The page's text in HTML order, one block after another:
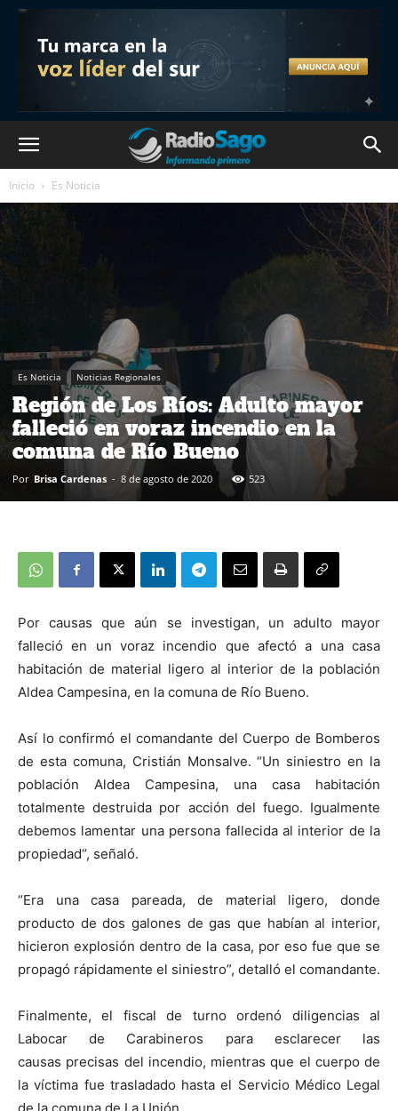
Inicio Es Noticia
Es Noticia Noticias Regionales
Región de Los Ríos: Adulto mayor
falleció en voraz incendio en la
comuna de Río Bueno
Por Brisa Cardenas - 8 de agosto de 2020 523
Por causas que aún se investigan, un adulto mayor
falleció en un voraz incendio que afectó a una casa
habitación de material ligero al interior de la población
Aldea Campesina, en la comuna de Río Bueno.
Así lo confirmó el comandante del Cuerpo de Bomberos
de esta comuna, Cristián Monsalve. “Un siniestro en la
población Aldea Campesina, una casa habitación
totalmente destruida por acción del fuego. Igualmente
debemos lamentar una persona fallecida al interior de la
propiedad“, señaló.
“Era una casa pareada, de material ligero, donde
producto de dos galones de gas que habían al interior,
hicieron explosión dentro de la casa, por eso fue que se
propagó rápidamente el siniestro”, detalló el comandante.
Finalmente, el fiscal de turno ordenó diligencias al
Labocar de Carabineros para esclarecer las
causas precisas del incendio, mientras que el cuerpo de
la víctima fue trasladado hasta el Servicio Médico Legal